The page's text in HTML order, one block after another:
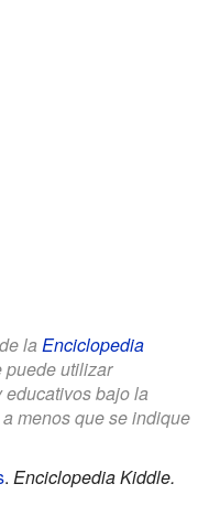
la Enciclopedia
puede utilizar
bajo la
a menos que se indique
. Enciclopedia Kiddle.